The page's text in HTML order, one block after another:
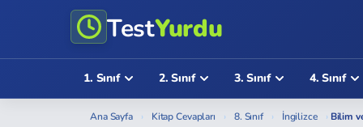
TestYurdu
1. Sınıf 2. Sınıf 3. Sınıf 4. Sınıf
Ana Sayfa › Kitap Cevapları › 8. Sınıf › İngilizce › Bilim